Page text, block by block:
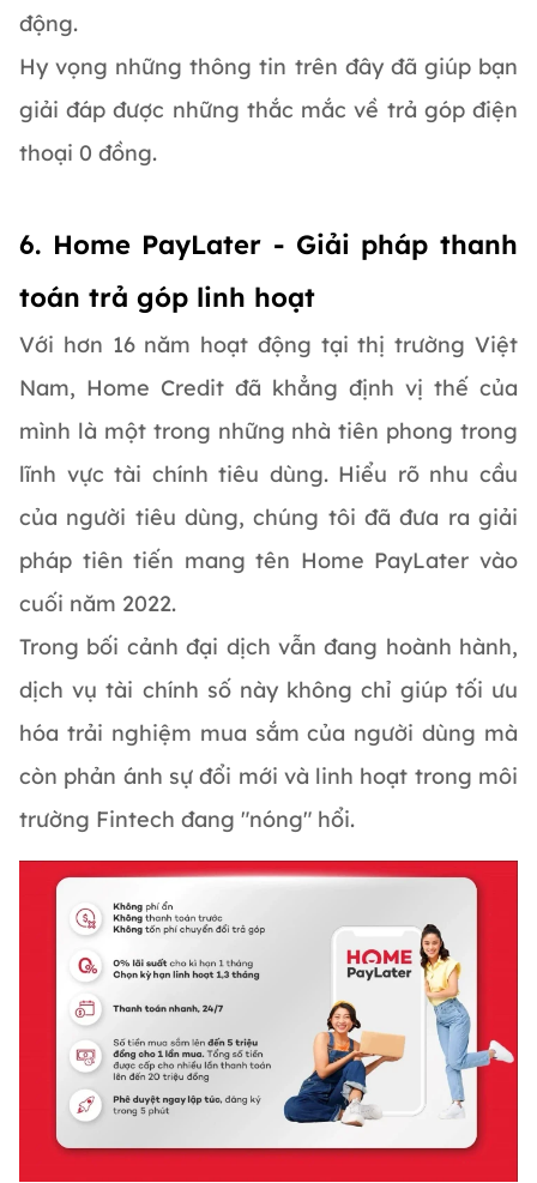
động.
Hy vọng những thông tin trên đây đã giúp bạn
giải đáp được những thắc mắc về trả góp điện
thoại 0 đồng.
6. Home PayLater - Giải pháp thanh
toán trả góp linh hoạt
Với hơn 16 năm hoạt động tại thị trường Việt
Nam, Home Credit đã khẳng định vị thế của
mình là một trong những nhà tiên phong trong
lĩnh vực tài chính tiêu dùng. Hiểu rõ nhu cầu
của người tiêu dùng, chúng tôi đã đưa ra giải
pháp tiên tiến mang tên Home PayLater vào
cuối năm 2022.
Trong bối cảnh đại dịch vẫn đang hoành hành,
dịch vụ tài chính số này không chỉ giúp tối ưu
hóa trải nghiệm mua sắm của người dùng mà
còn phản ánh sự đổi mới và linh hoạt trong môi
trường Fintech đang "nóng" hổi.